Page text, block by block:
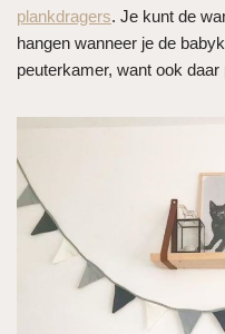
plankdragers. Je kunt de
hangen wanneer je de
peuterkamer, want ook